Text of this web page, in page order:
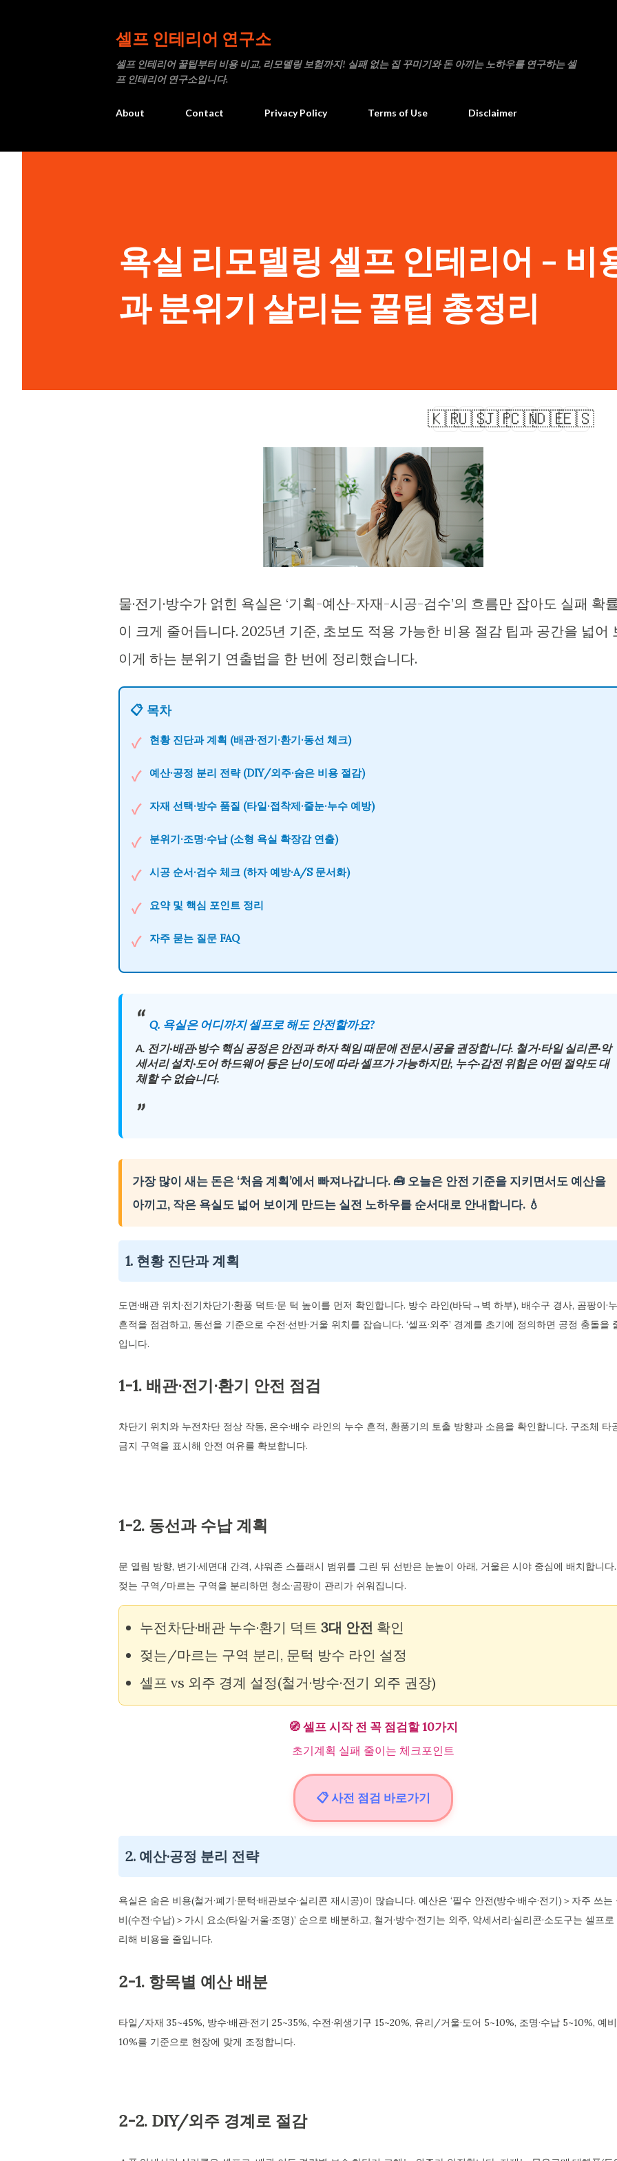
셀프 인테리어 연구소
셀프 인테리어 꿀팁부터 비용 비교, 리모델링 보험까지! 실패 없는 집 꾸미기와 돈 아끼는 노하우를 연구하는 셀
프 인테리어 연구소입니다.
About Contact Privacy Policy Terms of Use Disclaimer
욕실 리모델링 셀프 인테리어 – 비
과 분위기 살리는 꿀팁 총정리
🇰🇷🇺🇸🇯🇵🇨🇳🇩🇪🇪🇸
물·전기·방수가 얽힌 욕실은 ‘기획-예산-자재-시공-검수’의 흐름만 잡아도 실패 확
이 크게 줄어듭니다. 2025년 기준, 초보도 적용 가능한 비용 절감 팁과 공간을 넓어
이게 하는 분위기 연출법을 한 번에 정리했습니다.
📋 목차
✓ 현황 진단과 계획 (배관·전기·환기·동선 체크)
✓ 예산·공정 분리 전략(DIY/외주·숨은 비용 절감)
✓ 자재 선택·방수 품질 (타일·접착제·줄눈·누수 예방)
✓ 분위기·조명·수납(소형 욕실 확장감 연출)
✓ 시공 순서·검수 체크 (하자 예방·A/S 문서화)
✓ 요약및 핵심 포인트 정리
✓ 자주 묻는 질문 FAQ
Q. 욕실은 어디까지 셀프로 해도 안전할까요?
A. 전기·배관·방수 핵심 공정은 안전과 하자 책임 때문에전문시공을 권장합니다. 철거·타일 실리콘·악
세서리 설치·도어 하드웨어 등은 난이도에 따라 셀프가 가능하지만, 누수·감전 위험은 어떤 절약도 대
체할 수 없습니다.
가장 많이 새는 돈은 ‘처음 계획’에서 빠져나갑니다. 🧰 오늘은 안전 기준을 지키면서도 예산을
아끼고, 작은 욕실도 넓어 보이게 만드는 실전 노하우를 순서대로 안내합니다. 💧
1. 현황 진단과 계획
도면·배관 위치·전기차단기·환풍 덕트·문 턱 높이를 먼저 확인합니다. 방수 라인(바닥→벽 하부), 배수구 경사, 곰팡이·
흔적을 점검하고, 동선을 기준으로 수전·선반·거울 위치를 잡습니다. ‘셀프·외주’ 경계를 초기에 정의하면 공정 충돌을
입니다.
1-1. 배관·전기·환기 안전 점검
차단기 위치와 누전차단 정상 작동, 온수·배수 라인의 누수 흔적, 환풍기의 토출 방향과 소음을 확인합니다. 구조체 타
금지 구역을 표시해 안전 여유를 확보합니다.
1-2. 동선과 수납 계획
문 열림 방향, 변기·세면대 간격, 샤워존 스플래시 범위를 그린 뒤 선반은 눈높이 아래, 거울은 시야 중심에 배치합니다.
젖는 구역/마르는 구역을 분리하면 청소·곰팡이 관리가 쉬워집니다.
누전차단·배관 누수·환기 덕트 3대 안전 확인
젖는/마르는 구역 분리, 문턱 방수 라인 설정
셀프 vs 외주 경계 설정(철거·방수·전기 외주 권장)
🧭셀프 시작 전 꼭 점검할 10가지
초기계획 실패 줄이는 체크포인트
📋 사전 점검 바로가기
2. 예산·공정 분리 전략
욕실은 숨은 비용(철거·폐기·문턱·배관보수·실리콘 재시공)이 많습니다. 예산은 ‘필수 안전(방수·배수·전기)＞자주 쓰는
비(수전·수납)＞가시 요소(타일·거울·조명)’ 순으로 배분하고, 철거·방수·전기는 외주, 악세서리·실리콘·소도구는 셀프로
리해 비용을 줄입니다.
2-1. 항목별 예산 배분
타일/자재 35~45%, 방수·배관·전기 25~35%, 수전·위생기구 15~20%, 유리/거울·도어 5~10%, 조명·수납 5~10%, 예
10%를 기준으로 현장에 맞게 조정합니다.
2-2. DIY/외주 경계로 절감